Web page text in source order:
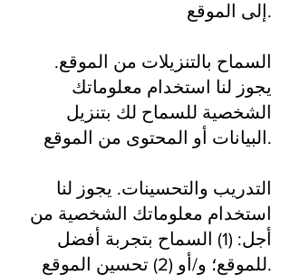
إلى الموقع.
السماح بالتنزيلات من الموقع.
يجوز لنا استخدام معلوماتك
الشخصية للسماح لك بتنزيل
البيانات أو المحتوى من الموقع.
التدريب والتحسينات. يجوز لنا
استخدام معلوماتك الشخصية من
أجل: (1) السماح بتجربة أفضل
للموقع؛ و/أو (2) تحسين الموقع.